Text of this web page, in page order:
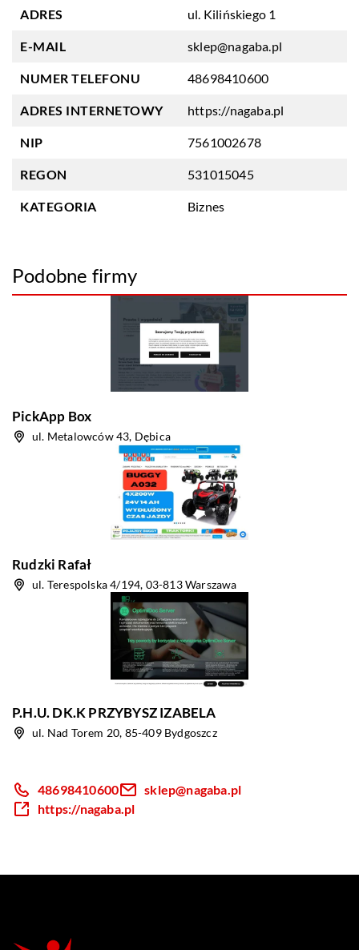
ADRES ul. Kilińskiego 1
E-MAIL sklep@nagaba.pl
NUMER TELEFONU 48698410600
ADRES INTERNETOWY https://nagaba.pl
NIP 7561002678
REGON 531015045
KATEGORIA Biznes
Podobne firmy
PickApp Box
ul. Metalowców 43, Dębica
Rudzki Rafał
ul. Terespolska 4/194, 03-813 Warszawa
P.H.U. DK.K PRZYBYSZ IZABELA
ul. Nad Torem 20, 85-409 Bydgoszcz
48698410600
sklep@nagaba.pl
https://nagaba.pl